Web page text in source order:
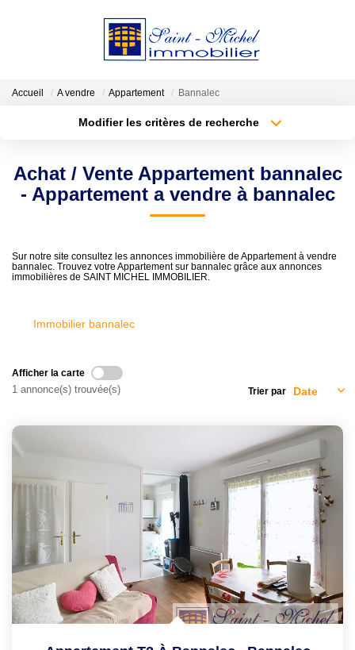
LOCATIONS
ESTIMATION
NOTRE AGENCE
Accueil A vendre Appartement Bannalec
Modifier les critères de recherche
Sélectionnez...
Type de bien
Surface min
Créer une alerte
Achat / Vente Appartement bannalec
- Appartement a vendre à bannalec
Sur notre site consultez les annonces immobilière de Appartement à vendre
bannalec. Trouvez votre Appartement sur bannalec grâce aux annonces
immobilières de SAINT MICHEL IMMOBILIER.
Immobilier bannalec
Afficher la carte
1 annonce(s) trouvée(s) Trier par